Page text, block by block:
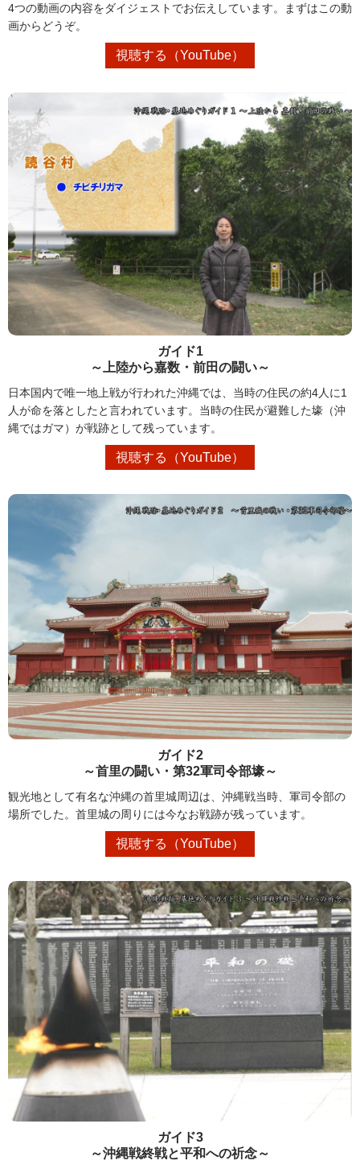
4つの動画の内容をダイジェストでお伝えしています。まずはこの動
画からどうぞ。
視聴する（YouTube）
ガイド1
～上陸から嘉数・前田の闘い～
日本国内で唯一地上戦が行われた沖縄では、当時の住民の約4人に1
人が命を落としたと言われています。当時の住民が避難した壕（沖
縄ではガマ）が戦跡として残っています。
視聴する（YouTube）
ガイド2
～首里の闘い・第32軍司令部壕～
観光地として有名な沖縄の首里城周辺は、沖縄戦当時、軍司令部の
場所でした。首里城の周りには今なお戦跡が残っています。
視聴する（YouTube）
ガイド3
～沖縄戦終戦と平和への祈念～